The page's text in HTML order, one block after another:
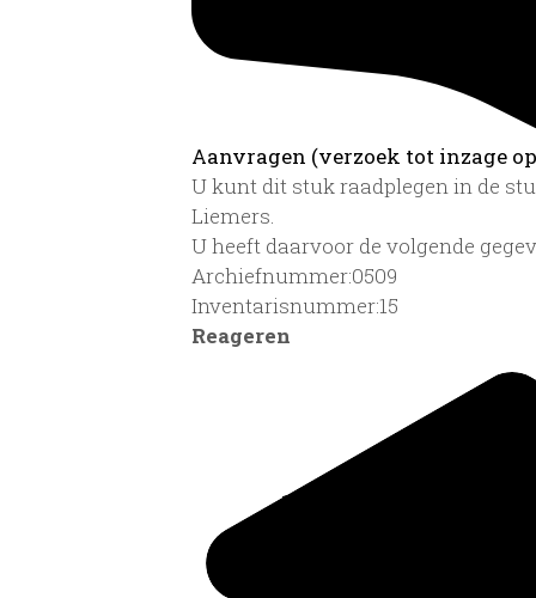
Aanvragen (verzoek tot inzage
U kunt dit stuk raadplegen in de
Liemers.
U heeft daarvoor de volgende
Archiefnummer:0509
Inventarisnummer:15
Reageren